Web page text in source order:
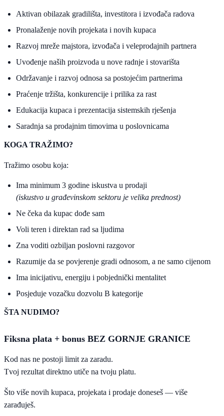
Aktivan obilazak gradilišta, investitora i izvođača radova
Pronalaženje novih projekata i novih kupaca
Razvoj mreže majstora, izvođača i veleprodajnih partnera
Uvođenje naših proizvoda u nove radnje i stovarišta
Održavanje i razvoj odnosa sa postojećim partnerima
Praćenje tržišta, konkurencije i prilika za rast
Edukacija kupaca i prezentacija sistemskih rješenja
Saradnja sa prodajnim timovima u poslovnicama
KOGA TRAŽIMO?
Tražimo osobu koja:
Ima minimum 3 godine iskustva u prodaji
(iskustvo u građevinskom sektoru je velika prednost)
Ne čeka da kupac dođe sam
Voli teren i direktan rad sa ljudima
Zna voditi ozbiljan poslovni razgovor
Razumije da se povjerenje gradi odnosom, a ne samo cijenom
Ima inicijativu, energiju i pobjednički mentalitet
Posjeduje vozačku dozvolu B kategorije
ŠTA NUDIMO?
Fiksna plata + bonus BEZ GORNJE GRANICE
Kod nas ne postoji limit za zaradu.
Tvoj rezultat direktno utiče na tvoju platu.
Što više novih kupaca, projekata i prodaje doneseš — više
zarađuješ.